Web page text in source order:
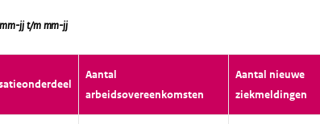
jj t/m mm-jj
Aantal
arbeidsovereenkomsten
Aantal nieuwe
ziekmeldingen